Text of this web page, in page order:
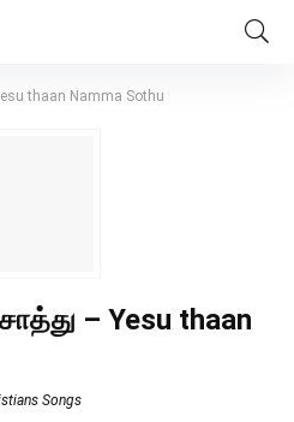
thaan Namma Sothu
– Yesu thaan
Songs